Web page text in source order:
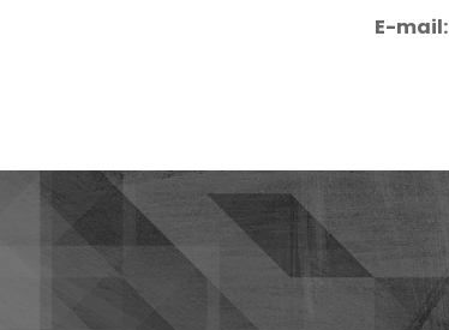
E-mail: